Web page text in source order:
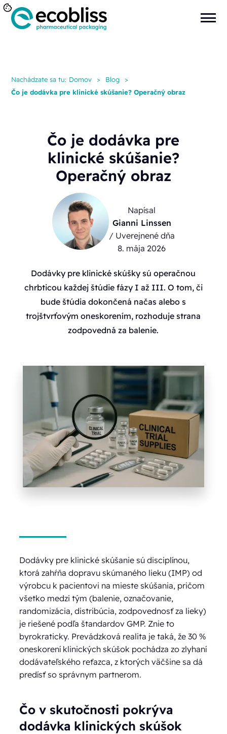
Nachádzate sa tu: Domov > Blog
>
Čo je dodávka pre klinické skúšanie? Operačný obraz
Čo je dodávka pre
klinické skúšanie?
Operačný obraz
Napísal
Gianni Linssen
/ Uverejnené dňa
8. mája 2026
Dodávky pre klinické skúšky sú operačnou
chrbticou každej štúdie fázy I až III. O tom, či
bude štúdia dokončená načas alebo s
trojštvrťovým oneskorením, rozhoduje strana
zodpovedná za balenie.
Dodávky pre klinické skúšanie sú disciplínou,
ktorá zahŕňa dopravu skúmaného lieku (IMP) od
výrobcu k pacientovi na mieste skúšania, pričom
všetko medzi tým (balenie, označovanie,
randomizácia, distribúcia, zodpovednosť za lieky)
je riešené podľa štandardov GMP. Znie to
byrokraticky. Prevádzková realita je taká, že 30 %
oneskorení klinických skúšok pochádza zo zlyhaní
dodávateľského reťazca, z ktorých väčšine sa dá
predísť so správnym partnerom.
Čo v skutočnosti pokrýva
dodávka klinických skúšok